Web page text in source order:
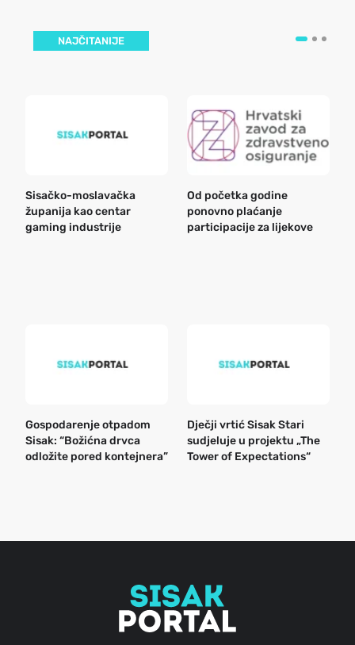
NAJČITANIJE
Sisačko-moslavačka
županija kao centar
gaming industrije
Od početka godine
ponovno plaćanje
participacije za lijekove
Gospodarenje otpadom
Sisak: “Božićna drvca
odložite pored kontejnera”
Dječji vrtić Sisak Stari
sudjeluje u projektu „The
Tower of Expectations“